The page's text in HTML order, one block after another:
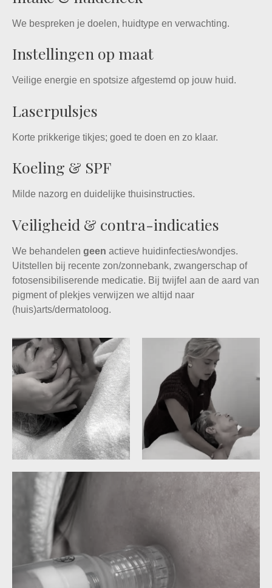
We bespreken je doelen, huidtype en verwachting.
Instellingen op maat
Veilige energie en spotsize afgestemd op jouw huid.
Laserpulsjes
Korte prikkerige tikjes; goed te doen en zo klaar.
Koeling & SPF
Milde nazorg en duidelijke thuisinstructies.
Veiligheid & contra-indicaties
We behandelen geen actieve huidinfecties/wondjes.
Uitstellen bij recente zon/zonnebank, zwangerschap of
fotosensibiliserende medicatie. Bij twijfel aan de aard van
pigment of plekjes verwijzen we altijd naar
(huis)arts/dermatoloog.